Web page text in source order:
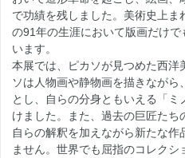
で功績を残しました。美術史上
の91年の生涯において版画だけ
います。
本展では、ピカソが見つめた西洋
ソは人物画や静物画を描きなが
とし、自らの分身ともいえる「
けました。また、過去の巨匠たち
自らの解釈を加えながら新たな
ません。世界でも屈指のコレク